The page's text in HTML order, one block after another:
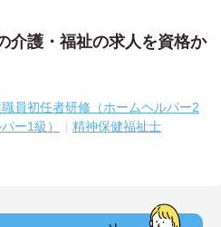
介護・福祉の求人を資格か
員初任者研修（ホームヘルパー2
ー1級） 精神保健福祉士